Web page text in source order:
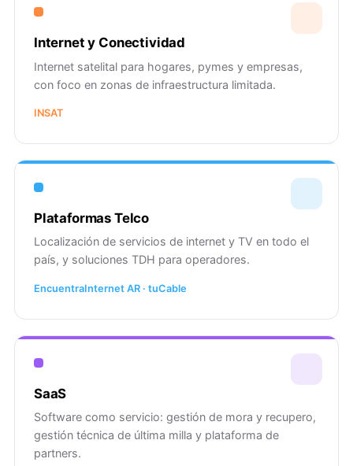
Internet y Conectividad
Internet satelital para hogares, pymes y empresas,
con foco en zonas de infraestructura limitada.
INSAT
Plataformas Telco
Localización de servicios de internet y TV en todo el
país, y soluciones TDH para operadores.
EncuentraInternet AR · tuCable
SaaS
Software como servicio: gestión de mora y recupero,
gestión técnica de última milla y plataforma de
partners.